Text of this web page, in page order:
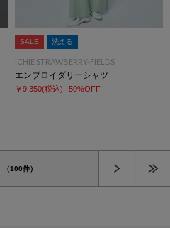
SALE 洗える
ICHIE STRAWBERRY-FIELDS
エンブロイダリーシャツ
￥9,350(税込) 50%OFF
（100件）